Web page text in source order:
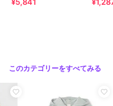
まで！
校外学習・遠足・お出か
・フェス
このカテゴリーをすべてみる